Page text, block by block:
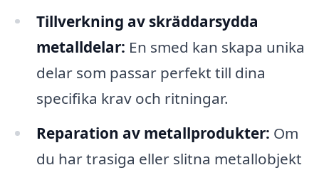
Tillverkning av skräddarsydda
metalldelar: En smed kan skapa unika
delar som passar perfekt till dina
specifika krav och ritningar.
Reparation av metallprodukter: Om
du har trasiga eller slitna metallobjekt